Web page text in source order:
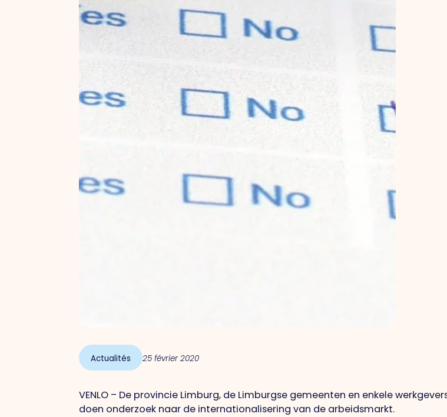
Actualités 25 février 2020
VENLO – De provincie Limburg, de Limburgse gemeenten en enkele
doen onderzoek naar de internationalisering van de arbeidsmarkt.